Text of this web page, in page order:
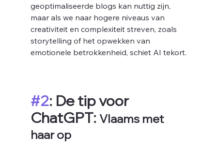
geoptimaliseerde blogs kan nuttig zijn,
maar als we naar hogere niveaus van
creativiteit en complexiteit streven, zoals
storytelling of het opwekken van
emotionele betrokkenheid, schiet AI tekort.
#2: De tip voor
ChatGPT: Vlaams met
haar op